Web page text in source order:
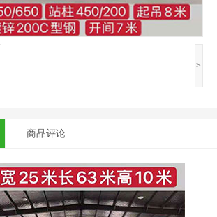
>
商品评论